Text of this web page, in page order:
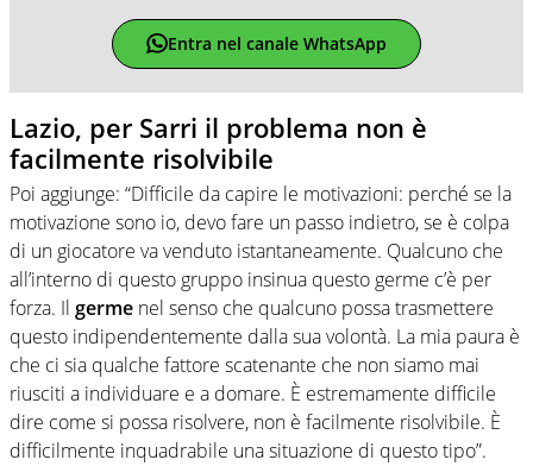
Entra nel canale WhatsApp
Lazio, per Sarri il problema non è
facilmente risolvibile
Poi aggiunge: “Difficile da capire le motivazioni: perché se la
motivazione sono io, devo fare un passo indietro, se è colpa
di un giocatore va venduto istantaneamente. Qualcuno che
all’interno di questo gruppo insinua questo germe c’è per
forza. Il germe nel senso che qualcuno possa trasmettere
questo indipendentemente dalla sua volontà. La mia paura è
che ci sia qualche fattore scatenante che non siamo mai
riusciti a individuare e a domare. È estremamente difficile
dire come si possa risolvere, non è facilmente risolvibile. È
difficilmente inquadrabile una situazione di questo tipo”.